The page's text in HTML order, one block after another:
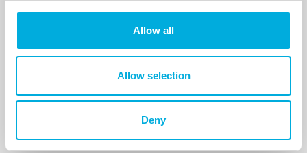
Allow all
Allow selection
Deny